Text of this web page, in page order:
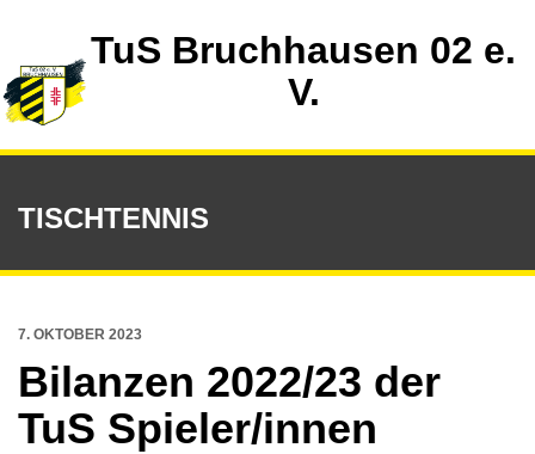
TuS Bruchhausen 02 e.
V.
TISCHTENNIS
7. OKTOBER 2023
Bilanzen 2022/23 der
TuS Spieler/innen